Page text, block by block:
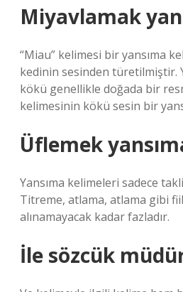
Miyavlamak
“Miau” kelimesi bir yansıma
kedinin sesinden türetilmiştir.
kökü genellikle doğada bir
kelimesinin kökü sesin bir
Üflemek
Yansıma kelimeleri sadece
Titreme, atlama, atlama gibi fiil
alınamayacak kadar fazladır.
İle sözcük